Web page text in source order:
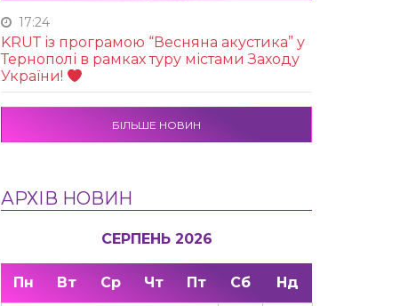
17:24
KRUТ із програмою “Весняна акустика” у
Тернополі в рамках туру містами Заходу
України!
БІЛЬШЕ НОВИН
АРХІВ НОВИН
СЕРПЕНЬ 2026
Пн Вт Ср Чт Пт Сб Нд